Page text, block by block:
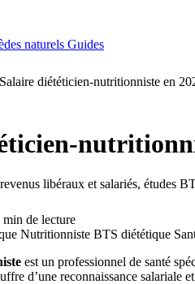
naturels Guides
Salaire diététicien-nutritionniste en
libéraux et salariés, études
min de lecture
Nutritionniste BTS diététique
est un professionnel de santé
d’une reconnaissance salariale